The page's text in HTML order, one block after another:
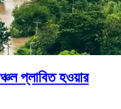
প্লাবিত হওয়ার